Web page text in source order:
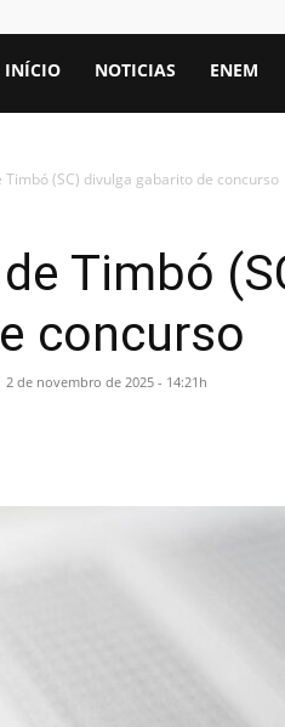
INÍCIO NOTICIAS ENEM
Timbó (SC) divulga gabarito de concurso
Timbó
concurso
2 de novembro de 2025 - 14:21h